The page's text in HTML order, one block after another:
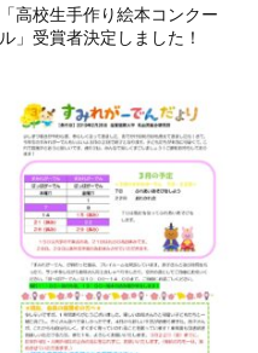
「高校生手作り絵本コンクー
ル」受賞者決定しました！